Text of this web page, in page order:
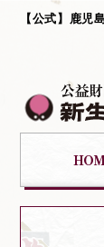
【公式】鹿児